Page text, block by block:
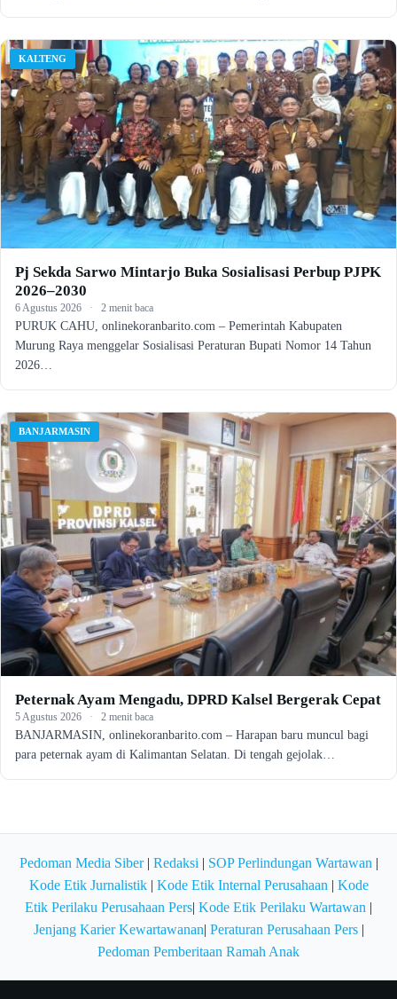
KALTENG
Pj Sekda Sarwo Mintarjo Buka Sosialisasi Perbup PJPK
2026–2030
6 Agustus 2026 · 2 menit baca
PURUK CAHU, onlinekoranbarito.com – Pemerintah Kabupaten
Murung Raya menggelar Sosialisasi Peraturan Bupati Nomor 14 Tahun
2026…
BANJARMASIN
Peternak Ayam Mengadu, DPRD Kalsel Bergerak Cepat
5 Agustus 2026 · 2 menit baca
BANJARMASIN, onlinekoranbarito.com – Harapan baru muncul bagi
para peternak ayam di Kalimantan Selatan. Di tengah gejolak…
Pedoman Media Siber| Redaksi | SOP Perlindungan Wartawan |
Kode Etik Jurnalistik| Kode Etik Internal Perusahaan | Kode
Etik Perilaku Perusahaan Pers| Kode Etik Perilaku Wartawan |
Jenjang Karier Kewartawanan| Peraturan Perusahaan Pers|
Pedoman Pemberitaan Ramah Anak